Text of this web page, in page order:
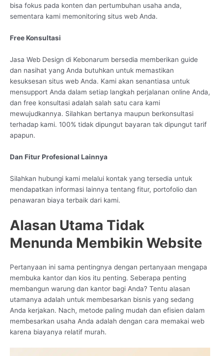
bisa fokus pada konten dan pertumbuhan usaha anda,
sementara kami memonitoring situs web Anda.
Free Konsultasi
Jasa Web Design di Kebonarum bersedia memberikan guide
dan nasihat yang Anda butuhkan untuk memastikan
kesuksesan situs web Anda. Kami akan senantiasa untuk
mensupport Anda dalam setiap langkah perjalanan online Anda,
dan free konsultasi adalah salah satu cara kami
mewujudkannya. Silahkan bertanya maupun berkonsultasi
terhadap kami. 100% tidak dipungut bayaran tak dipungut tarif
apapun.
Dan Fitur Profesional Lainnya
Silahkan hubungi kami melalui kontak yang tersedia untuk
mendapatkan informasi lainnya tentang fitur, portofolio dan
penawaran biaya terbaik dari kami.
Alasan Utama Tidak
Menunda Membikin Website
Pertanyaan ini sama pentingnya dengan pertanyaan mengapa
membuka kantor dan kios itu penting. Seberapa penting
membangun warung dan kantor bagi Anda? Tentu alasan
utamanya adalah untuk membesarkan bisnis yang sedang
Anda kerjakan. Nach, metode paling mudah dan efisien dalam
membesarkan usaha Anda adalah dengan cara memakai web
karena biayanya relatif murah.